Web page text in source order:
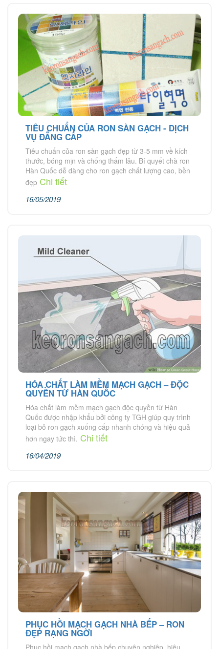
TIÊU CHUẨN CỦA RON SÀN GẠCH - DỊCH
VỤ ĐẲNG CẤP
Tiêu chuẩn của ron sàn gạch đẹp từ 3-5 mm về kích
thước, bóng mịn và chống thấm lâu. Bí quyết chà ron
Hàn Quốc dễ dàng cho ron gạch chất lượng cao, bền
đẹp Chi tiết
16/05/2019
HÓA CHẤT LÀM MỀM MẠCH GẠCH – ĐỘC
QUYỀN TỪ HÀN QUỐC
Hóa chất làm mềm mạch gạch độc quyền từ Hàn
Quốc được nhập khẩu bởi công ty TGH giúp quy trình
loại bỏ ron gạch xuống cấp nhanh chóng và hiệu quả
hơn ngay tức thì. Chi tiết
16/04/2019
PHỤC HỒI MẠCH GẠCH NHÀ BẾP – RON
ĐẸP RẠNG NGỜI